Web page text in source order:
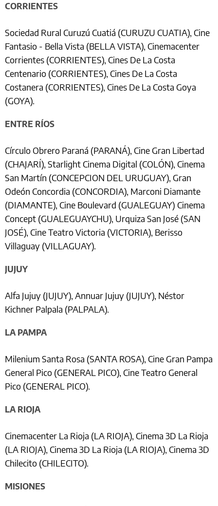
CORRIENTES
Sociedad Rural Curuzú Cuatiá (CURUZU CUATIA), Cine
Fantasio - Bella Vista (BELLA VISTA), Cinemacenter
Corrientes (CORRIENTES), Cines De La Costa
Centenario (CORRIENTES), Cines De La Costa
Costanera (CORRIENTES), Cines De La Costa Goya
(GOYA).
ENTRE RÍOS
Círculo Obrero Paraná (PARANÁ), Cine Gran Libertad
(CHAJARÍ), Starlight Cinema Digital (COLÓN), Cinema
San Martín (CONCEPCION DEL URUGUAY), Gran
Odeón Concordia (CONCORDIA), Marconi Diamante
(DIAMANTE), Cine Boulevard (GUALEGUAY) Cinema
Concept (GUALEGUAYCHU), Urquiza San José (SAN
JOSÉ), Cine Teatro Victoria (VICTORIA), Berisso
Villaguay (VILLAGUAY).
JUJUY
Alfa Jujuy (JUJUY), Annuar Jujuy (JUJUY), Néstor
Kichner Palpala (PALPALA).
LA PAMPA
Milenium Santa Rosa (SANTA ROSA), Cine Gran Pampa
General Pico (GENERAL PICO), Cine Teatro General
Pico (GENERAL PICO).
LA RIOJA
Cinemacenter La Rioja (LA RIOJA), Cinema 3D La Rioja
(LA RIOJA), Cinema 3D La Rioja (LA RIOJA), Cinema 3D
Chilecito (CHILECITO).
MISIONES